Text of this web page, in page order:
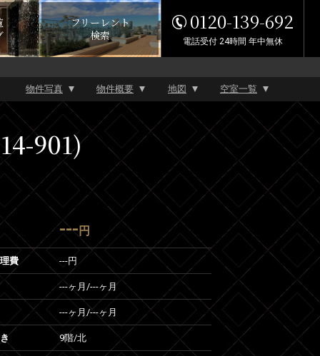
フリーレント
検索
0120-139-692
電話受付 24時間 年中無休
物件写真 物件概要 地図 空室一覧
901)
--- 円
費 ---円
---ヶ月 /---ヶ月
---ヶ月 /---ヶ月
9階/北